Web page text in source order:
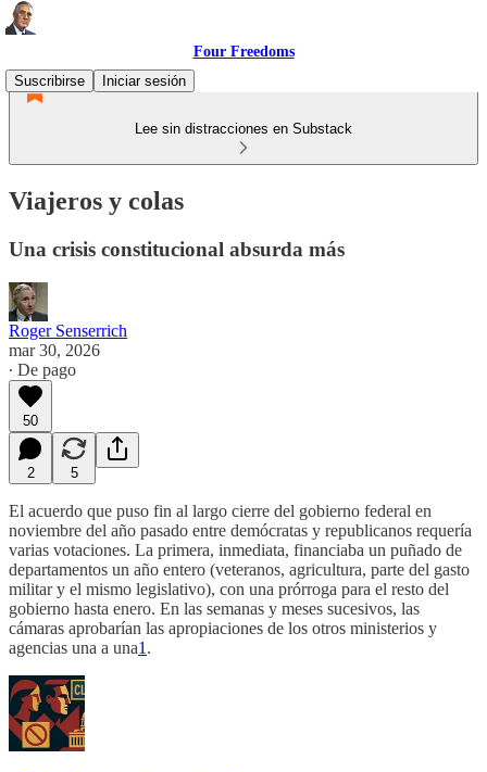
Four Freedoms
Suscribirse
Iniciar sesión
Lee sin distracciones en Substack
Viajeros y colas
Una crisis constitucional absurda más
Roger Senserrich
mar 30, 2026
∙ De pago
50
2 5
El acuerdo que puso fin al largo cierre del gobierno federal en
noviembre del año pasado entre demócratas y republicanos requería
varias votaciones. La primera, inmediata, financiaba un puñado de
departamentos un año entero (veteranos, agricultura, parte del gasto
militar y el mismo legislativo), con una prórroga para el resto del
gobierno hasta enero. En las semanas y meses sucesivos, las
cámaras aprobarían las apropiaciones de los otros ministerios y
agencias una a una1 .